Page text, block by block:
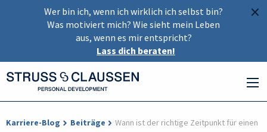
×
Wer bin ich, wenn ich wirklich ich selbst bin?
Was motiviert mich? Wie sieht mein Leben
aus, wenn es mir entspricht?
Lass dich beraten!
Karriere-Blog Beiträge
Wann ist der richtige Zeitpunkt für einen